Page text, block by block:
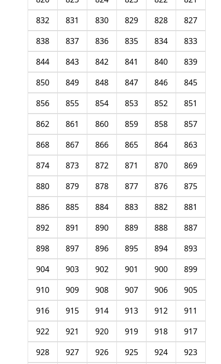
827
828
829
830
831
832
833
834
835
836
837
838
839
840
841
842
843
844
845
846
847
848
849
850
851
852
853
854
855
856
857
858
859
860
861
862
863
864
865
866
867
868
869
870
871
872
873
874
875
876
877
878
879
880
881
882
883
884
885
886
887
888
889
890
891
892
893
894
895
896
897
898
899
900
901
902
903
904
905
906
907
908
909
910
911
912
913
914
915
916
917
918
919
920
921
922
923
924
925
926
927
928